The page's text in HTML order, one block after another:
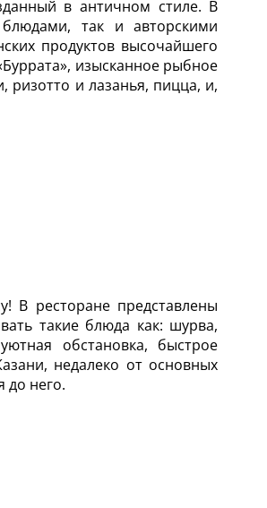
в античном стиле. В
так и авторскими
продуктов высочайшего
изысканное рыбное
и лазанья, пицца, и,
В ресторане представлены
такие блюда как: шурва,
обстановка, быстрое
недалеко от основных
до него.